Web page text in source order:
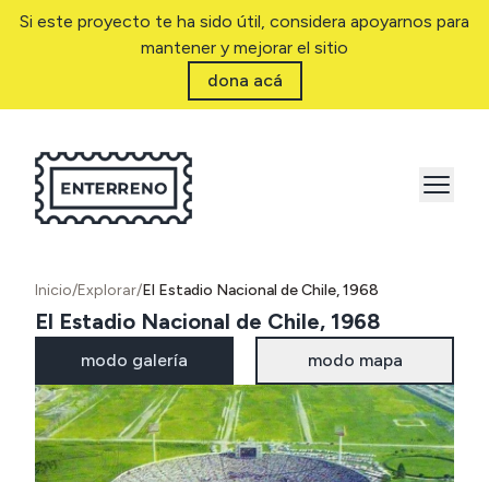
Si este proyecto te ha sido útil, considera apoyarnos para
mantener y mejorar el sitio
dona acá
Inicio/Explorar/El Estadio Nacional de Chile, 1968
El Estadio Nacional de Chile, 1968
modo galería modo mapa